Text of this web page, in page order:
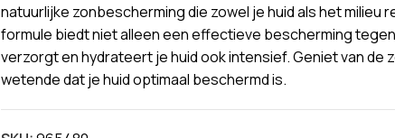
natuurlijke zonbescherming die zowel je huid als het milieu
formule biedt niet alleen een effectieve bescherming
verzorgt en hydrateert je huid ook intensief. Geniet van de
wetende dat je huid optimaal beschermd is.